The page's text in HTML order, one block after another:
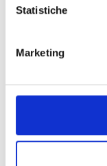
Statistiche
Marketing
Link e
Pagina web per
Si consiglia di
ufficiale del
informazioni